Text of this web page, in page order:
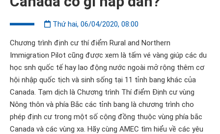
Thứ hai, 06/04/2020, 08:00
Chương trình định cư thí điểm Rural and Northern
Immigration Pilot cũng được xem là tấm vé vàng giúp các du
học snh quốc tế hay lao động nước ngoài mở rộng thêm cơ
hội nhập quốc tịch và sinh sống tại 11 tỉnh bang khác của
Canada. Tạm dịch là Chương trình Thí điểm Định cư vùng
Nông thôn và phía Bắc các tỉnh bang là chương trình cho
phép định cư trong một số cộng đồng thuộc vùng phía bắc
Canada và các vùng xa. Hãy cùng AMEC tìm hiểu về các yêu